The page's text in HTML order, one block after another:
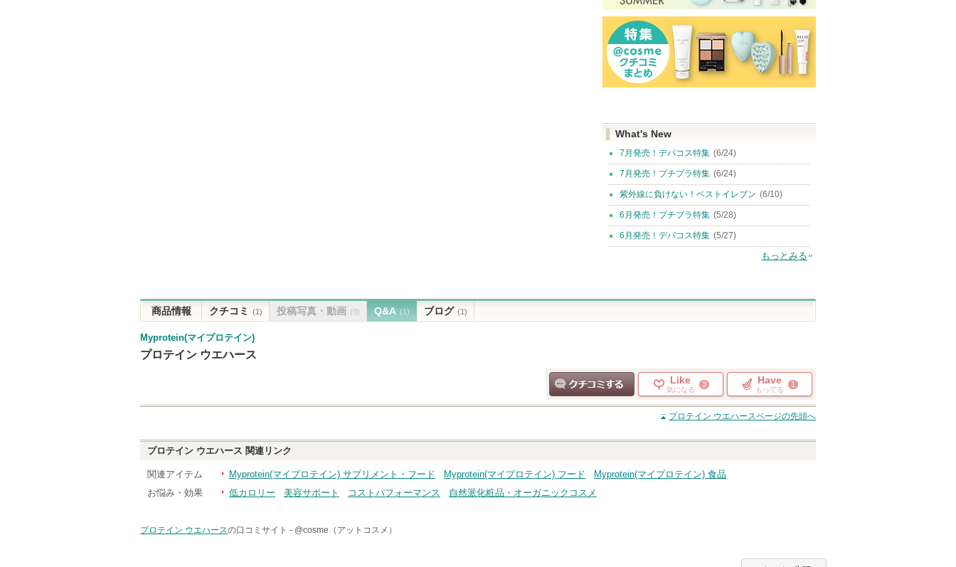
What's New
7月発売！デパコス特集 (6/24)
7月発売！プチプラ特集 (6/24)
紫外線に負けない！ベストイレブン (6/10)
6月発売！プチプラ特集 (5/28)
6月発売！デパコス特集 (5/27)
もっとみる
商品情報 クチコミ (1) 投稿写真・動画 (0) Q&A (1) ブログ (1)
Myprotein(マイプロテイン)
プロテイン ウエハース
クチコミする
Like
気になる
3 Have
もってる
1
プロテイン ウエハースページの先頭へ
プロテイン ウエハース 関連リンク
関連アイテム Myprotein(マイプロテイン) サプリメント・フード Myprotein(マイプロテイン) フード
Myprotein(マイプロテイン) 食品
お悩み・効果
低カロリー 美容サポート コストパフォーマンス 自然派化粧品・オーガニックコスメ
プロテイン ウエハースの口コミサイト - @cosme（アットコスメ）